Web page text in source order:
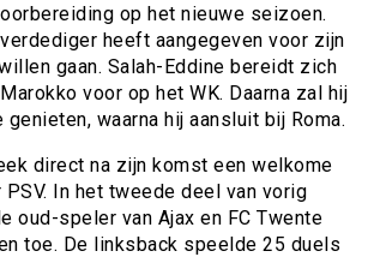
op het nieuwe seizoen.
heeft aangegeven voor zijn
gaan. Salah-Eddine bereidt zich
voor op het WK. Daarna zal hij
genieten, waarna hij aansluit bij Roma.
direct na zijn komst een welkome
In het tweede deel van vorig
oud-speler van Ajax en FC Twente
toe. De linksback speelde 25 duels